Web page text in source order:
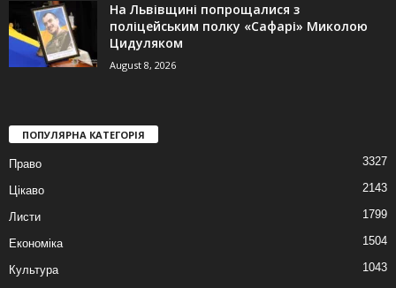
На Львівщині попрощалися з
поліцейським полку «Сафарі» Миколою
Цидуляком
August 8, 2026
ПОПУЛЯРНА КАТЕГОРІЯ
Право 3327
Цікаво 2143
Листи 1799
Економіка 1504
Культура
1043